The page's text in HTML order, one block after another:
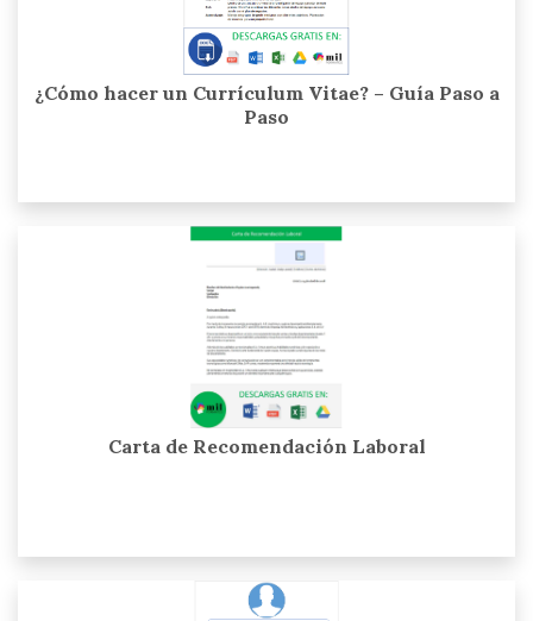
¿Cómo hacer un Currículum Vitae? – Guía Paso a
Paso
Carta de Recomendación Laboral